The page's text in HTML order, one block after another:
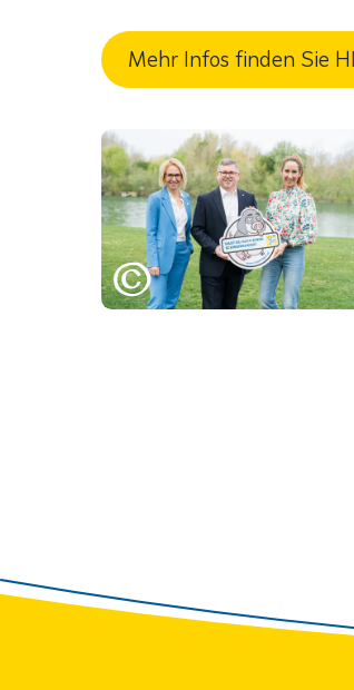
Mehr Infos finden Sie